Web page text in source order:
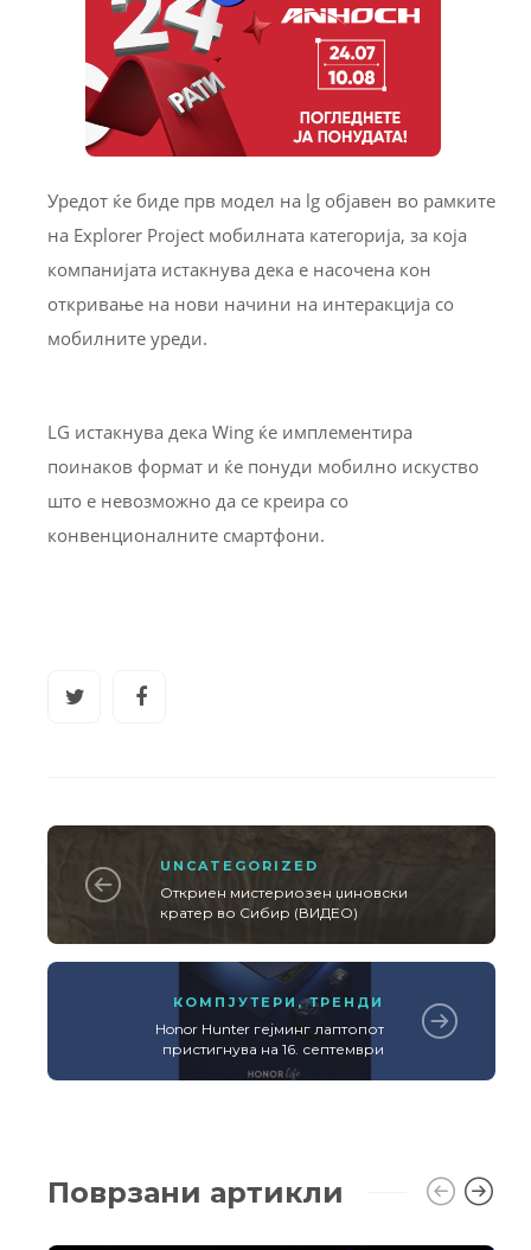
Уредот ќе биде прв модел на lg објавен во рамките
на Explorer Project мобилната категорија, за која
компанијата истакнува дека е насочена кон
откривање на нови начини на интеракција со
мобилните уреди.
LG истакнува дека Wing ќе имплементира
поинаков формат и ќе понуди мобилно искуство
што е невозможно да се креира со
конвенционалните смартфони.
UNCATEGORIZED
Откриен мистериозен џиновски
кратер во Сибир (ВИДЕО)
КОМПЈУТЕРИ ,ТРЕНДИ
Honor Hunter гејминг лаптопот
пристигнува на 16. септември
Поврзани артикли